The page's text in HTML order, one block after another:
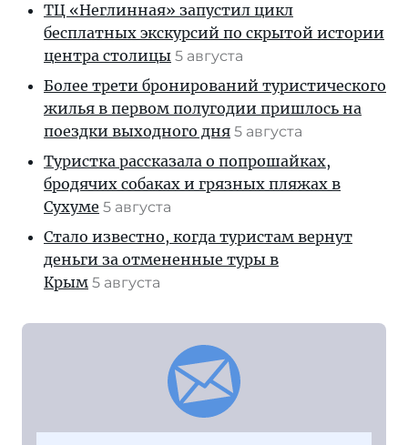
ТЦ «Неглинная» запустил цикл
бесплатных экскурсий по скрытой истории
центра столицы 5 августа
Более трети бронирований туристического
жилья в первом полугодии пришлось на
поездки выходного дня 5 августа
Туристка рассказала о попрошайках,
бродячих собаках и грязных пляжах в
Сухуме 5 августа
Стало известно, когда туристам вернут
деньги за отмененные туры в
Крым 5 августа